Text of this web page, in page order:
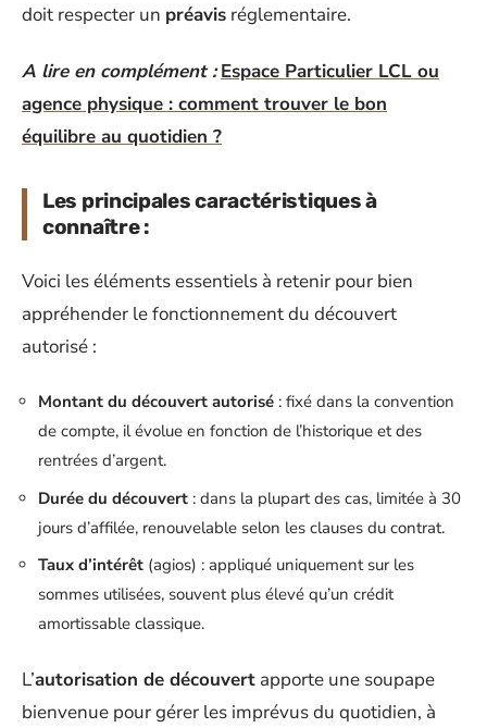
doit respecter un préavis réglementaire.
A lire en complément : Espace Particulier LCL ou
agence physique : comment trouver le bon
équilibre au quotidien ?
Les principales caractéristiques à
connaître :
Voici les éléments essentiels à retenir pour bien
appréhender le fonctionnement du découvert
autorisé :
Montant du découvert autorisé : fixé dans la convention
de compte, il évolue en fonction de l’historique et des
rentrées d’argent.
Durée du découvert : dans la plupart des cas, limitée à 30
jours d’affilée, renouvelable selon les clauses du contrat.
Taux d’intérêt (agios) : appliqué uniquement sur les
sommes utilisées, souvent plus élevé qu’un crédit
amortissable classique.
L’autorisation de découvert apporte une soupape
bienvenue pour gérer les imprévus du quotidien, à